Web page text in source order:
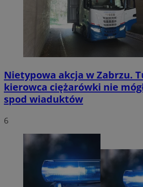
Nietypowa akcja w Zabrzu.
kierowca ciężarówki nie
spod wiaduktów
6